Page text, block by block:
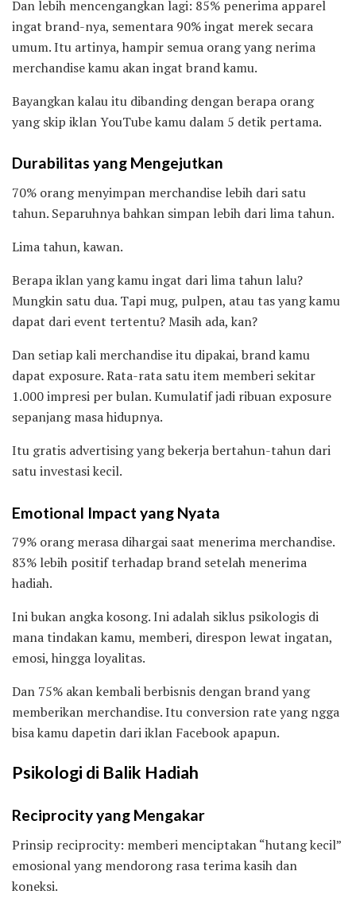
Dan lebih mencengangkan lagi: 85% penerima apparel
ingat brand-nya, sementara 90% ingat merek secara
umum. Itu artinya, hampir semua orang yang nerima
merchandise kamu akan ingat brand kamu.
Bayangkan kalau itu dibanding dengan berapa orang
yang skip iklan YouTube kamu dalam 5 detik pertama.
Durabilitas yang Mengejutkan
70% orang menyimpan merchandise lebih dari satu
tahun. Separuhnya bahkan simpan lebih dari lima tahun.
Lima tahun, kawan.
Berapa iklan yang kamu ingat dari lima tahun lalu?
Mungkin satu dua. Tapi mug, pulpen, atau tas yang kamu
dapat dari event tertentu? Masih ada, kan?
Dan setiap kali merchandise itu dipakai, brand kamu
dapat exposure. Rata-rata satu item memberi sekitar
1.000 impresi per bulan. Kumulatif jadi ribuan exposure
sepanjang masa hidupnya.
Itu gratis advertising yang bekerja bertahun-tahun dari
satu investasi kecil.
Emotional Impact yang Nyata
79% orang merasa dihargai saat menerima merchandise.
83% lebih positif terhadap brand setelah menerima
hadiah.
Ini bukan angka kosong. Ini adalah siklus psikologis di
mana tindakan kamu, memberi, direspon lewat ingatan,
emosi, hingga loyalitas.
Dan 75% akan kembali berbisnis dengan brand yang
memberikan merchandise. Itu conversion rate yang ngga
bisa kamu dapetin dari iklan Facebook apapun.
Psikologi di Balik Hadiah
Reciprocity yang Mengakar
Prinsip reciprocity: memberi menciptakan “hutang kecil”
emosional yang mendorong rasa terima kasih dan
koneksi.